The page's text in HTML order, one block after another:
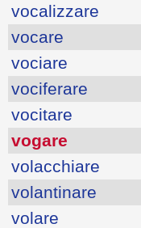
vocalizzare
vocare
vociare
vociferare
vocitare
vogare
volacchiare
volantinare
volare